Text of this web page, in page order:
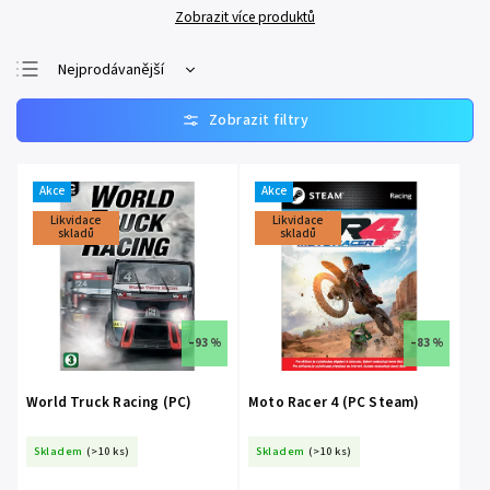
Zobrazit více produktů
Nejprodávanější
Nejlevnější
Nejdražší
Akce
Likvidace
skladů
–93 %
World Truck Racing (PC)
Skladem (>10 ks)
Akce
Likvidace
skladů
–83 %
Moto Racer 4 (PC Steam)
Skladem (>10 ks)